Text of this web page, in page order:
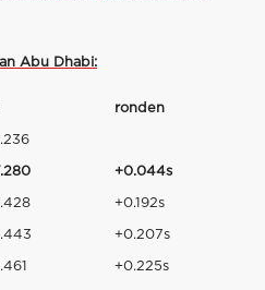
Abu Dhabi:
ronden
+0.044s
+0.192s
+0.207s
+0.225s